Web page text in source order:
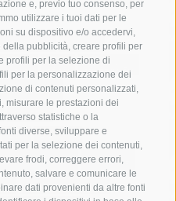
e, previo tuo consenso, per
utilizzare i tuoi dati per le
su dispositivo e/o accedervi,
pubblicità, creare profili per
profili per la selezione di
per la personalizzazione dei
di contenuti personalizzati,
misurare le prestazioni dei
statistiche o la
diverse, sviluppare e
per la selezione dei contenuti,
frodi, correggere errori,
salvare e comunicare le
dati provenienti da altre fonti
arresto
porto capri
carabinieri
contagi
eav
elezioni
costiera
incidente
massa lubrense